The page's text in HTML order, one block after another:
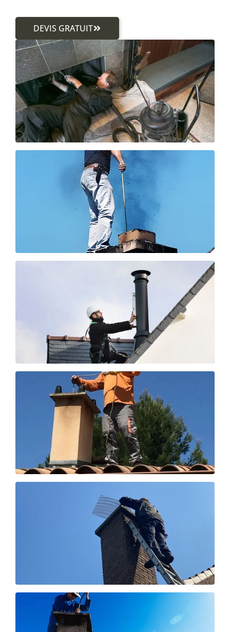
DEVIS GRATUIT